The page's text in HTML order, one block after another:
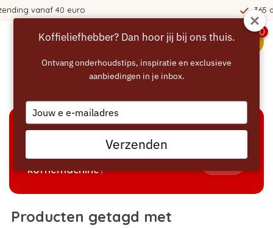
365 dagen bedenktijd!
0
Welke producten passen bij mijn
koffiemachine?
Producten getagd met
Koffieliefhebber? Dan hoor jij bij ons thuis.
Ontvang onderhoudstips, inspiratie en exclusieve
aanbiedingen in je inbox.
Type
your
email
Verzenden